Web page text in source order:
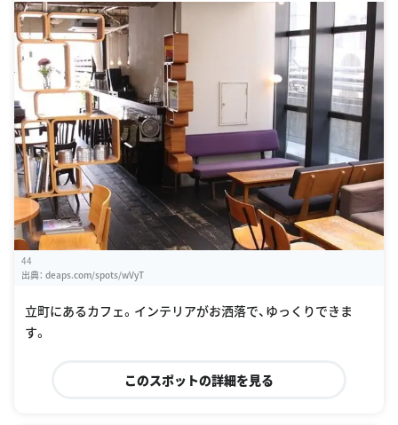
44
出典： deaps.com/spots/wVyT
立町にあるカフェ。インテリアがお洒落で、ゆっくりできま
す。
このスポットの詳細を見る